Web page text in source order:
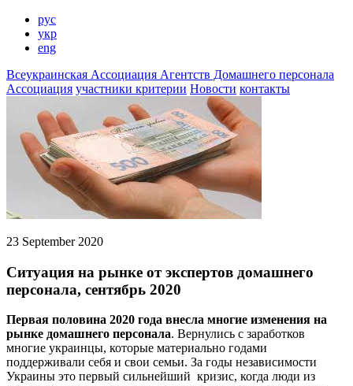
рус
укр
eng
Всеукраинская Ассоциация Агентств Домашнего персонала
Ассоциация участники критерии Новости контакты
23 September 2020
Ситуация на рынке от экспертов домашнего
персонала, сентябрь 2020
Первая половина 2020 года внесла многие изменения на
рынке домашнего персонала. Вернулись с заработков
многие украинцы, которые материально годами
поддерживали себя и свои семьи. За годы независимости
Украины это первый сильнейший кризис, когда люди из